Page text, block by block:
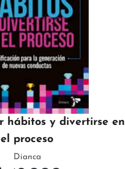
hábitos y divertirse en
el proceso
Dianca